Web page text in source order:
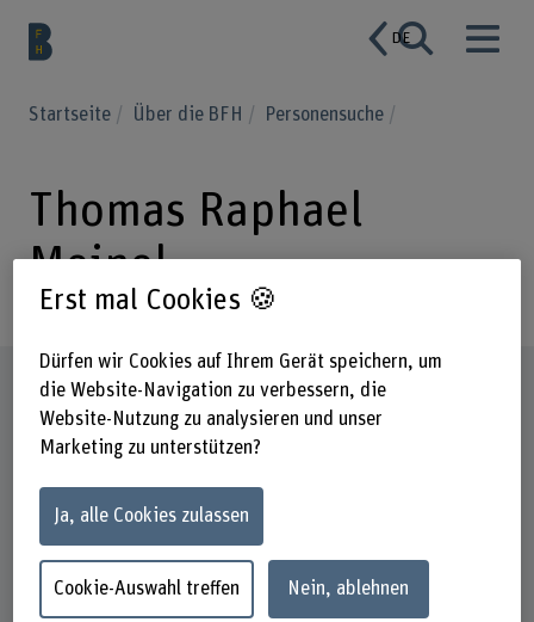
DE
Startseite Über die BFH Personensuche
Thomas Raphael
Meinel
Steckbrief
Erst mal Cookies 🍪
Dürfen wir Cookies auf Ihrem Gerät speichern, um
die Website-Navigation zu verbessern, die
Website-Nutzung zu analysieren und unser
Marketing zu unterstützen?
Ja, alle Cookies zulassen
Cookie-Auswahl treffen Nein, ablehnen